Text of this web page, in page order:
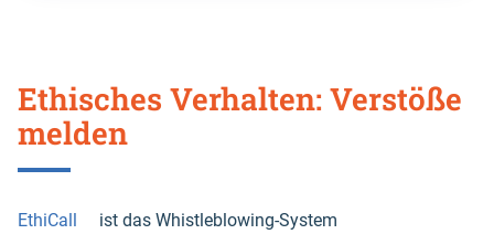
Ethisches Verhalten: Verstöße
melden
EthiCall
ist das Whistleblowing-System